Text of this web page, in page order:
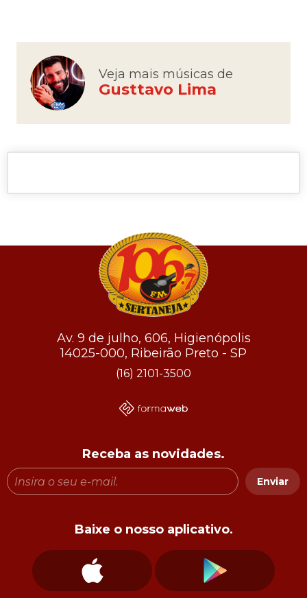
Veja mais músicas de
Gusttavo Lima
Av. 9 de julho, 606, Higienópolis
14025-000, Ribeirão Preto - SP
(16) 2101-3500
Receba as novidades.
Enviar
Baixe o nosso aplicativo.